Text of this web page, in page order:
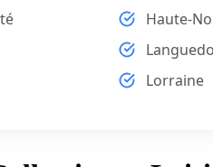
Haute-
Lorraine